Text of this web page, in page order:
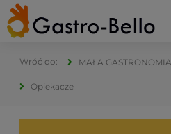
MAŁA GASTRONOMIA
Opiekacze